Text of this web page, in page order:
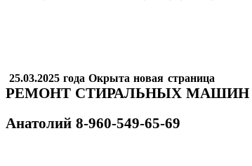
25.03.2025 года Окрыта новая страница
РЕМОНТ СТИРАЛЬНЫХ МАШИН
Анатолий 8-960-549-65-69